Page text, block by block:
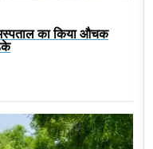
का किया औचक